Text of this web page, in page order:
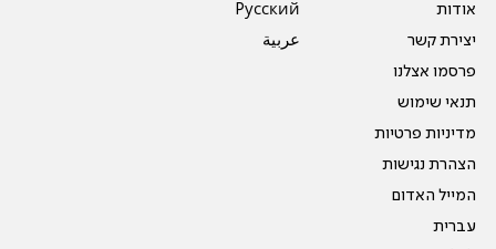
אודות
יצירת קשר
פרסמו אצלנו
תנאי שימוש
מדיניות פרטיות
הצהרת נגישות
המייל האדום
עברית
Pусский
عربية